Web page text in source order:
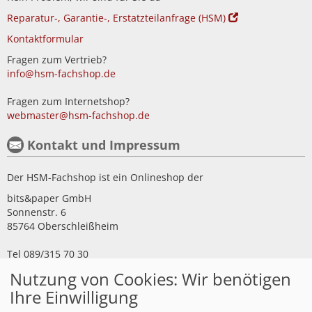
Reparatur-, Garantie-, Erstatzteilanfrage (HSM)
Kontaktformular
Fragen zum Vertrieb?
info@hsm-fachshop.de
Fragen zum Internetshop?
webmaster@hsm-fachshop.de
Kontakt und Impressum
Der HSM-Fachshop ist ein Onlineshop der
bits&paper GmbH
Sonnenstr. 6
85764 Oberschleißheim
Tel 089/315 70 30
Impressum
Nutzung von Cookies: Wir benötigen
Ihre Einwilligung